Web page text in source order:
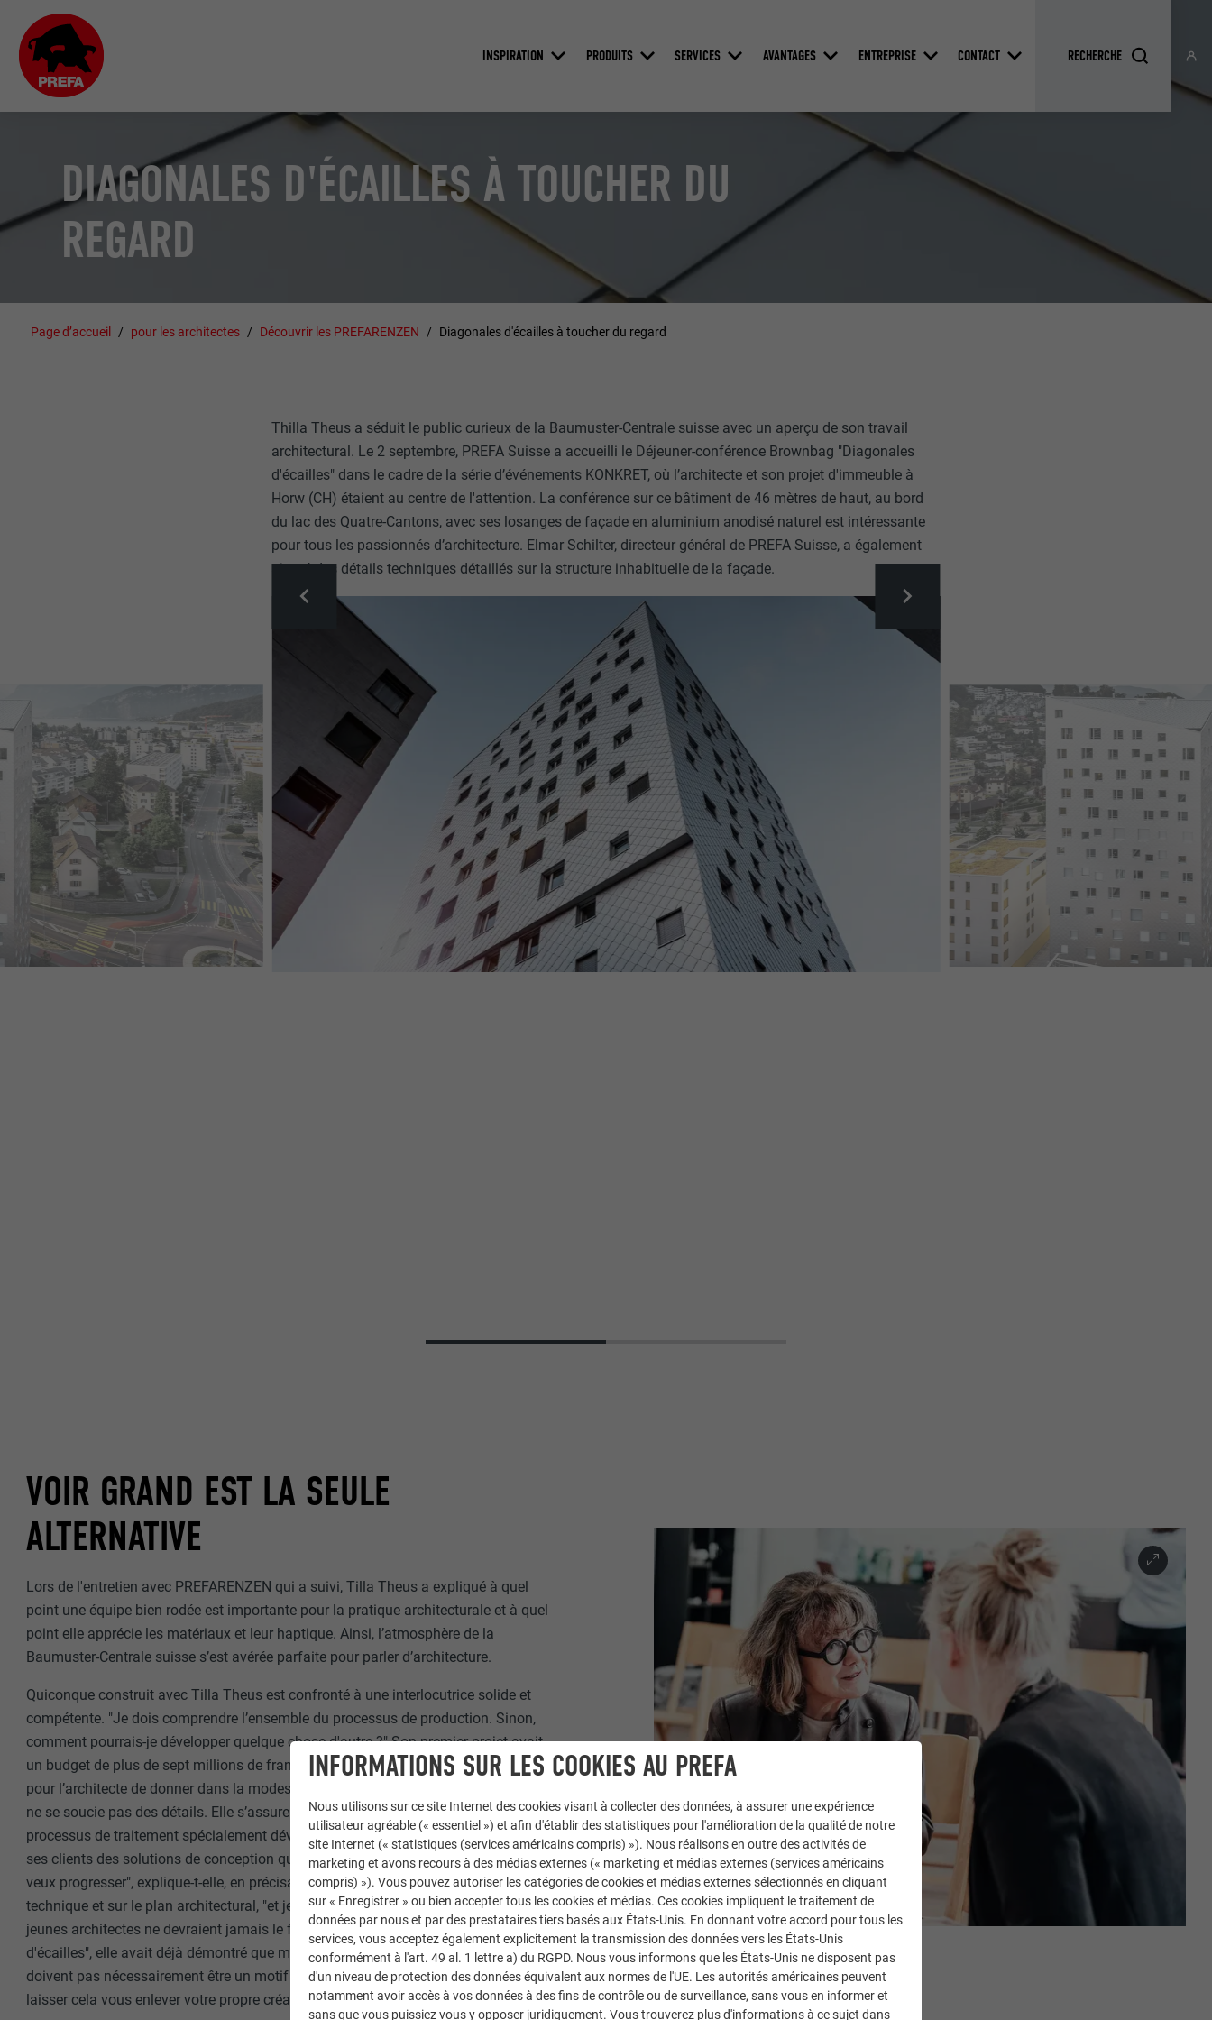
INSPIRATION PRODUITS SERVICES AVANTAGES ENTREPRISE CONTACT
DIAGONALES D'ÉCAILLES À TOUCHER DU
REGARD
Page d’accueil pour les architectes Découvrir les PREFARENZEN Diagonales d'écailles à toucher du regard
Thilla Theus a séduit le public curieux de la Baumuster-Centrale suisse avec un aperçu de son travail
architectural. Le 2 septembre, PREFA Suisse a accueilli le Déjeuner-conférence Brownbag "Diagonales
d'écailles" dans le cadre de la série d’événements KONKRET, où l’architecte et son projet d'immeuble à
Horw (CH) étaient au centre de l'attention. La conférence sur ce bâtiment de 46 mètres de haut, au bord
du lac des Quatre-Cantons, avec ses losanges de façade en aluminium anodisé naturel est intéressante
pour tous les passionnés d’architecture. Elmar Schilter, directeur général de PREFA Suisse, a également
ajouté des détails techniques détaillés sur la structure inhabituelle de la façade.
VOIR GRAND EST LA SEULE
ALTERNATIVE
Lors de l'entretien avec PREFARENZEN qui a suivi, Tilla Theus a expliqué à quel
point une équipe bien rodée est importante pour la pratique architecturale et à quel
point elle apprécie les matériaux et leur haptique. Ainsi, l’atmosphère de la
Baumuster-Centrale suisse s’est avérée parfaite pour parler d’architecture.
Quiconque construit avec Tilla Theus est confronté à une interlocutrice solide et
compétente. "Je dois comprendre l’ensemble du processus de production. Sinon,
comment pourrais-je développer quelque chose d'autre ?" Son premier projet avait
un budget de plus de sept millions de francs suisses. Dès le début, hors de question
pour l’architecte de donner dans la modestie, mais voir grand ne signifie pas qu’elle
ne se soucie pas des détails. Elle s’assure que tout s'adapte parfaitement. Avec des
processus de traitement spécialement développés, Tilla Theus propose également à
ses clients des solutions de conception qui dépassent les standards imposés. "Je
veux progresser", explique-t-elle, en précisant ce qu’elle entend à la fois sur le plan
technique et sur le plan architectural, "et je n'abandonne jamais. D’ailleurs, les
jeunes architectes ne devraient jamais le faire." Dans sa conférence "Diagonales
d'écailles", elle avait déjà démontré que même des coûts de construction élevés ne
doivent pas nécessairement être un motif de compromis. Il est important de ne pas
laisser cela vous enlever votre propre créativité.
INFORMATIONS SUR LES COOKIES AU PREFA
Nous utilisons sur ce site Internet des cookies visant à collecter des données, à assurer une expérience
utilisateur agréable (« essentiel ») et afin d'établir des statistiques pour l'amélioration de la qualité de notre
site Internet (« statistiques (services américains compris) »). Nous réalisons en outre des activités de
marketing et avons recours à des médias externes (« marketing et médias externes (services américains
compris) »). Vous pouvez autoriser les catégories de cookies et médias externes sélectionnés en cliquant
sur « Enregistrer » ou bien accepter tous les cookies et médias. Ces cookies impliquent le traitement de
données par nous et par des prestataires tiers basés aux États-Unis. En donnant votre accord pour tous les
services, vous acceptez également explicitement la transmission des données vers les États-Unis
conformément à l'art. 49 al. 1 lettre a) du RGPD. Nous vous informons que les États-Unis ne disposent pas
d'un niveau de protection des données équivalent aux normes de l'UE. Les autorités américaines peuvent
notamment avoir accès à vos données à des fins de contrôle ou de surveillance, sans vous en informer et
sans que vous puissiez vous y opposer juridiquement. Vous trouverez plus d'informations à ce sujet dans